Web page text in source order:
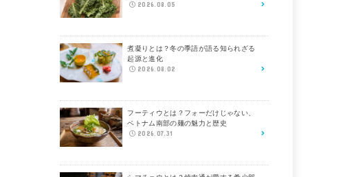
2026.08.05
煮凝りとは？冬の季語が語る知られざる
起源と進化
2026.08.02
フーティウとは？フォーだけじゃない、
ベトナム南部の麺の魅力と歴史
2026.07.31